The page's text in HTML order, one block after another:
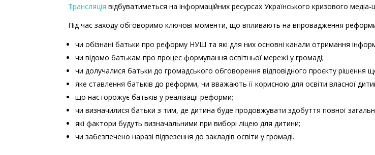
Трансляція відбуватиметься на інформаційних ресурсах Українського кризового медіа-
Під час заходу обговоримо ключові моменти, що впливають на впровадження реформи
чи обізнані батьки про реформу НУШ та які для них основні канали отримання
чи відомо батькам про процес формування освітньої мережі у громаді;
чи долучалися батьки до громадського обговорення відповідного проєкту рішення
яке ставлення батьків до реформи, чи вважають її корисною для освіти власної
що насторожує батьків у реалізації реформи;
чи визначилися батьки з тим, де дитина буде продовжувати здобуття повної
які фактори будуть визначальними при виборі ліцею для дитини;
чи забезпечено наразі підвезення до закладів освіти у громаді.